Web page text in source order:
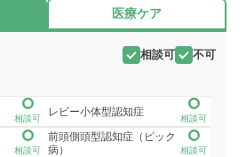
医療ケア
相談可 不可
相談可
レビー小体型認知症
相談可
相談可
前頭側頭型認知症（ピック
病）
相談可